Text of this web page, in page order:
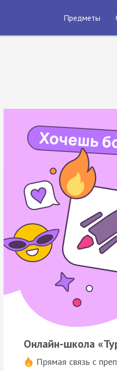
Предметы
Онлайн-школа
Прямая связь с